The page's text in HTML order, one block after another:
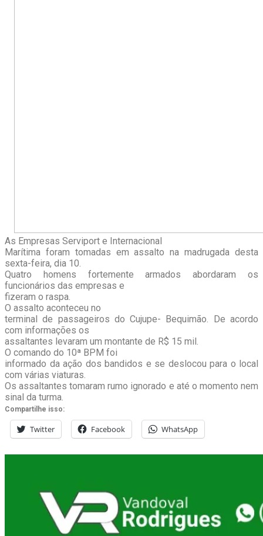
As Empresas Serviport e Internacional
Marítima foram tomadas em assalto na madrugada desta
sexta-feira, dia 10.
Quatro homens fortemente armados abordaram os
funcionários das empresas e
fizeram o raspa.
O assalto aconteceu no
terminal de passageiros do Cujupe- Bequimão. De acordo
com informações os
assaltantes levaram um montante de R$ 15 mil.
O comando do 10ª BPM foi
informado da ação dos bandidos e se deslocou para o local
com várias viaturas.
Os assaltantes tomaram rumo ignorado e até o momento nem
sinal da turma.
Compartilhe isso:
Twitter Facebook WhatsApp